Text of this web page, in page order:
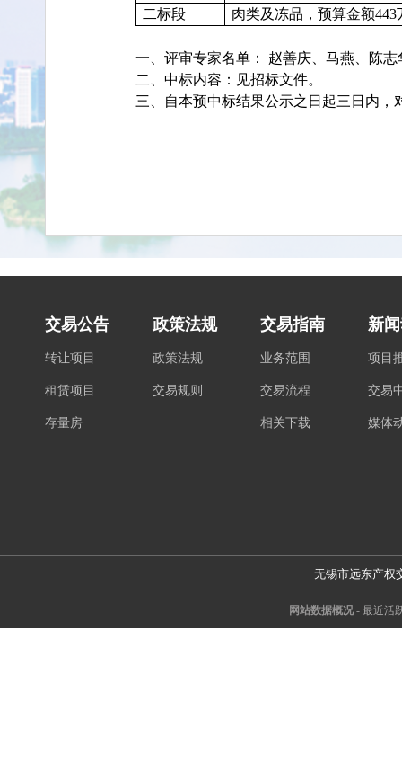
二标段
肉类及冻品，预算金额443
一、评审专家名单：
赵善庆、马燕、陈
二、中标内容：见招标文件。
三、自本预中标结果公示之日起三日内
交易公告
转让项目
租赁项目
存量房
政策法规
政策法规
交易规则
交易指南
业务范围
交易流程
相关下载
新
项目
交易
媒体
无锡市远东产权
网站数据概况 - 最近活